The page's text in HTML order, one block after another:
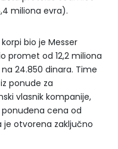
miliona evra).
bio je Messer
promet od 12,2 miliona
24.850 dinara. Time
ponude za
vlasnik kompanije,
cena od
je otvorena zaključno